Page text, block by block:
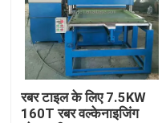
समाचार
एक उद्धरण का अनुरोध करें
रबर प्रक्रिया मशीन
रबर टाइल के लिए 7.5KW
160T रबर वल्केनाइजिंग